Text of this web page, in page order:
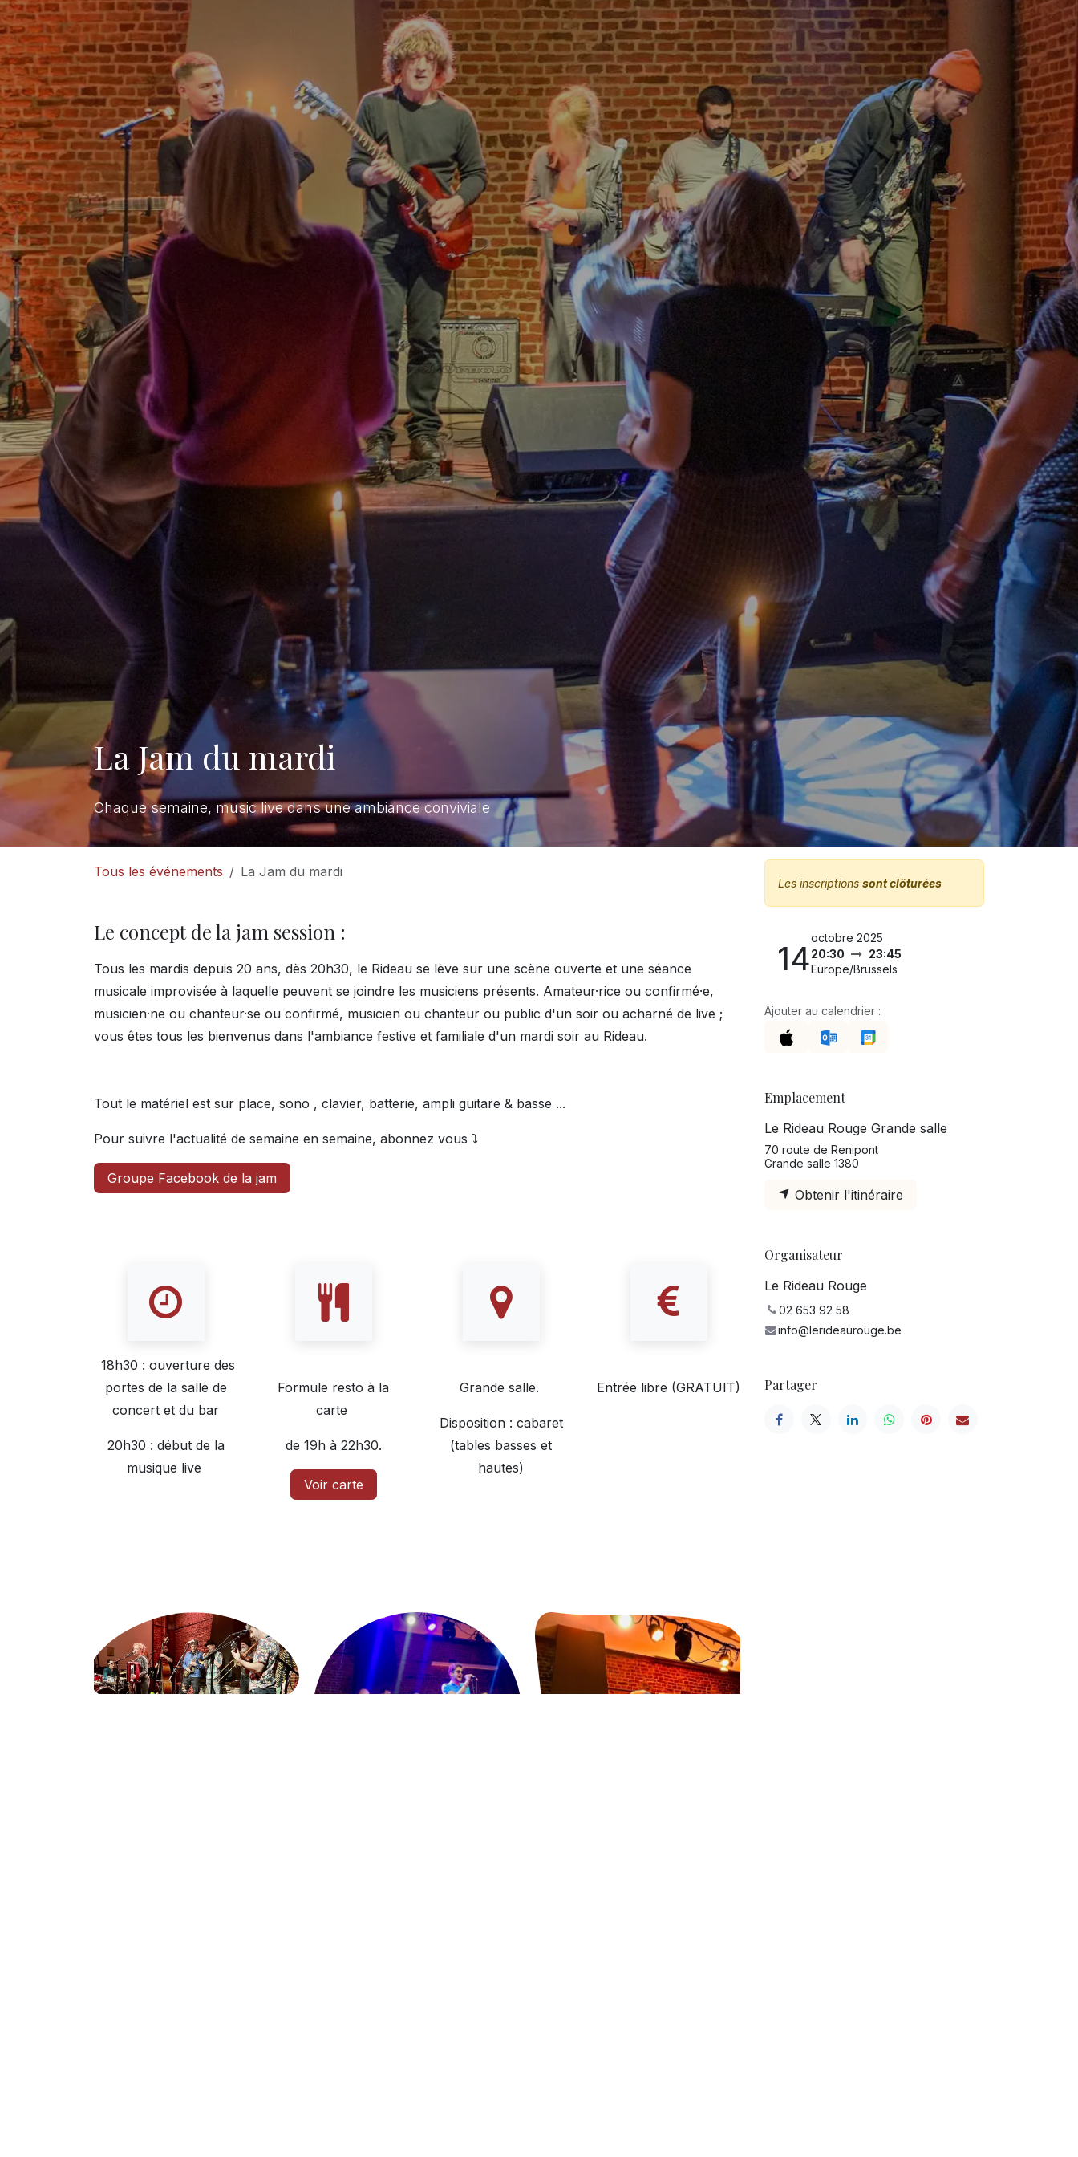
La Jam du mardi
Chaque semaine, music live dans une ambiance conviviale
Tous les événements La Jam du mardi
Le concept de la jam session :
Tous les mardis depuis 20 ans, dès 20h30, le Rideau se lève sur une scène ouverte et une séance
musicale improvisée à laquelle peuvent se joindre les musiciens présents. Amateur·rice ou confirmé·e,
musicien·ne ou chanteur·se ou confirmé, musicien ou chanteur ou public d'un soir ou acharné de live ;
vous êtes tous les bienvenus dans l'ambiance festive et familiale d'un mardi soir au Rideau.
Tout le matériel est sur place, sono , clavier, batterie, ampli guitare & basse ...
Pour suivre l'actualité de semaine en semaine, abonnez vous ⤵️
Groupe Facebook de la jam
18h30 : ouverture des
portes de la salle de
concert et du bar
20h30 : début de la
musique live
Formule resto à la
carte
de 19h à 22h30.
Voir carte
Grande salle.
Disposition : cabaret
(tables basses et
hautes)
Entrée libre (GRATUIT)
Les inscriptions sont clôturées
14
octobre 2025
20:30
23:45
Europe/Brussels
Ajouter au calendrier :
Emplacement
Le Rideau Rouge Grande salle
70 route de Renipont
Grande salle 1380
Obtenir l'itinéraire
Organisateur
Le Rideau Rouge
02 653 92 58
info@lerideaurouge.be
Partager